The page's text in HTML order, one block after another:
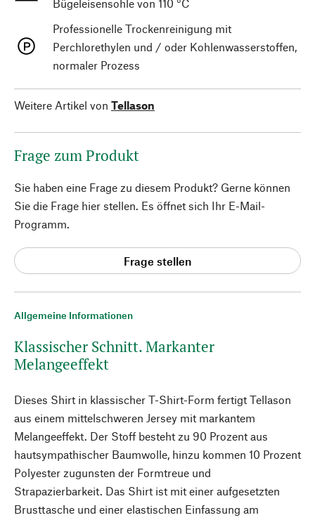
Allgemeine Informationen
Klassischer Schnitt. Markanter
Melangeeffekt
Dieses Shirt in klassischer T-Shirt-Form fertigt Tellason
aus einem mittelschweren Jersey mit markantem
Melangeeffekt. Der Stoff besteht zu 90 Prozent aus
hautsympathischer Baumwolle, hinzu kommen 10 Prozent
Polyester zugunsten der Formtreue und
Strapazierbarkeit. Das Shirt ist mit einer aufgesetzten
Brusttasche und einer elastischen Einfassung am
Bügeleisensohle von 110 °C
Professionelle Trockenreinigung mit
Perchlorethylen und / oder Kohlenwasserstoffen,
normaler Prozess
Weitere Artikel von Tellason
Frage zum Produkt
Sie haben eine Frage zu diesem Produkt? Gerne können
Sie die Frage hier stellen. Es öffnet sich Ihr E-Mail-
Programm.
Frage stellen